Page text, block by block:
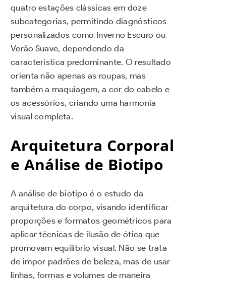
quatro estações clássicas em doze
subcategorias, permitindo diagnósticos
personalizados como Inverno Escuro ou
Verão Suave, dependendo da
característica predominante. O resultado
orienta não apenas as roupas, mas
também a maquiagem, a cor do cabelo e
os acessórios, criando uma harmonia
visual completa.
Arquitetura Corporal
e Análise de Biotipo
A análise de biotipo é o estudo da
arquitetura do corpo, visando identificar
proporções e formatos geométricos para
aplicar técnicas de ilusão de ótica que
promovam equilíbrio visual. Não se trata
de impor padrões de beleza, mas de usar
linhas, formas e volumes de maneira